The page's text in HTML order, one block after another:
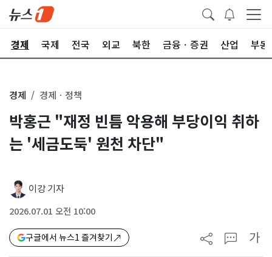
경제 국제 전국 외교 북한 금융ㆍ증권 산업 부동
경제 경제ㆍ정책
박홍근 "재정 빈틈 악용해 부당이익 취하
는 '세금도둑' 원천 차단"
이강 기자
2026.07.01 오전 10:00
구글에서 뉴스1 즐겨찾기 가